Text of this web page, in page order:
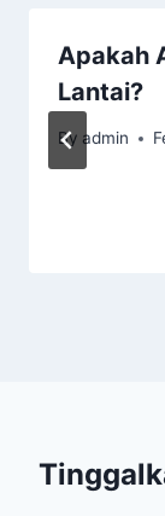
Apakah
Lantai?
By admin